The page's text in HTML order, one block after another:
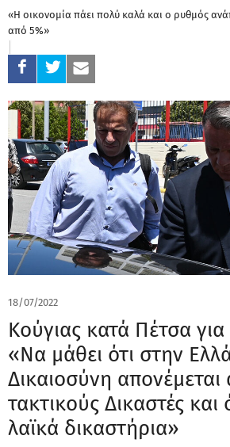
«Η οικονομία πάει πολύ καλά και ο ρυθμός
από 5%»
18/07/2022
Κούγιας κατά Πέτσα
«Να μάθει ότι στην
Δικαιοσύνη απονέμεται
τακτικούς Δικαστές και
λαϊκά δικαστήρια»